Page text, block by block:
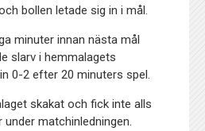
bollen letade sig in i mål.
minuter innan nästa mål
slarv i hemmalagets
0-2 efter 20 minuters spel.
skakat och fick inte alls
matchinledningen.